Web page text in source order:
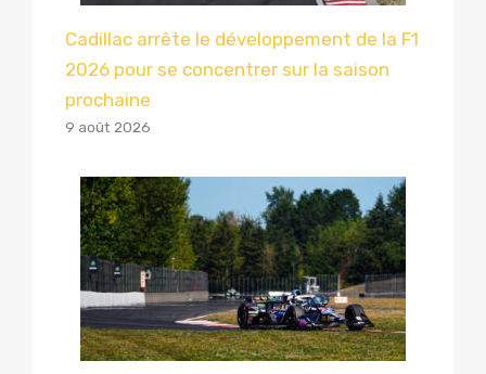
Cadillac arrête le développement de la F1
2026 pour se concentrer sur la saison
prochaine
9 août 2026